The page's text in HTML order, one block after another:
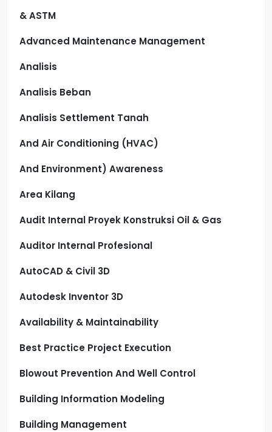
& ASTM
Advanced Maintenance Management
Analisis
Analisis Beban
Analisis Settlement Tanah
And Air Conditioning (HVAC)
And Environment) Awareness
Area Kilang
Audit Internal Proyek Konstruksi Oil & Gas
Auditor Internal Profesional
AutoCAD & Civil 3D
Autodesk Inventor 3D
Availability & Maintainability
Best Practice Project Execution
Blowout Prevention And Well Control
Building Information Modeling
Building Management